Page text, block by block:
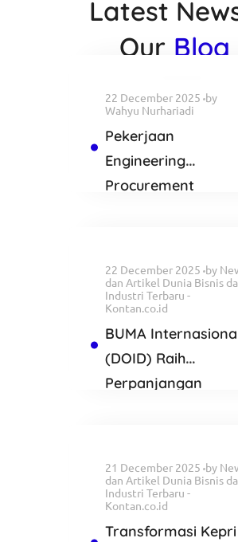
Latest
Our Blog
22 December 2025 by
Wahyu Nurhariadi
Pekerjaan
Engineering
Procurement
22 December 2025 by
dan Artikel Dunia Bisnis
Industri Terbaru -
Kontan.co.id
BUMA
(DOID) Raih
Perpanjangan
21 December 2025 by
dan Artikel Dunia Bisnis
Industri Terbaru -
Kontan.co.id
Transformasi Kepri